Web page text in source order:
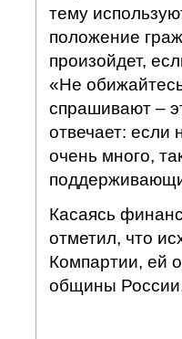
тему
положение
произойдет,
«Не
спрашивают –
отвечает: если
очень много,
Касаясь
отметил, что
Компартии, ей
общины